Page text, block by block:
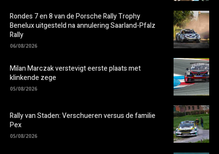
Rondes 7 en 8 van de Porsche Rally Trophy
Benelux uitgesteld na annulering Saarland-Pfalz
Rally
06/08/2026
Milan Marczak verstevigt eerste plaats met
klinkende zege
05/08/2026
Rally van Staden: Verschueren versus de familie
Pex
05/08/2026